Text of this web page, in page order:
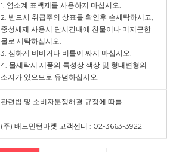
1. 염소계 표백제를 사용하지 마십시오.
2. 반드시 취급주의 상표를 확인후 손세탁하시고,
중성세제 사용시 단시간내에 찬물이나 미지근한
물로 세탁하십시오.
3. 심하게 비비거나 비틀어 짜지 마십시오.
4. 물세탁시 제품의 특성상 색상 및 형태변형의
소지가 있으므로 유념하십시오.
관련법 및 소비자분쟁해결 규정에 따름
(주) 배드민턴마켓 고객센터 : 02-3663-3922